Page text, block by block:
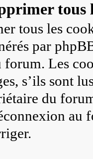
tous
tous les
par
Les
s’ils sont
du
au